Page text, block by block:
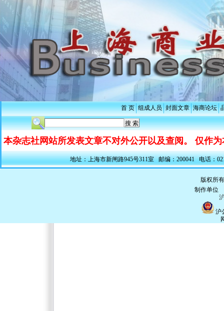
首 页 组成人员 封面文章 海商论坛
本杂志社网站所发表文章不对外公开以及查阅。 仅作
地址：上海市新闸路945号311室 邮编：200041 电话：
版权所
制作单位
沪